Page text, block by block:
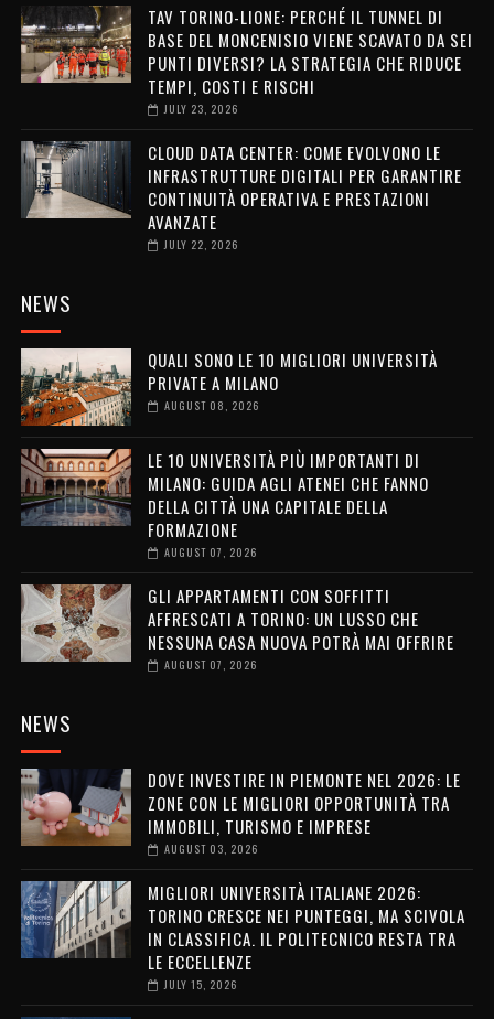
TAV TORINO-LIONE: PERCHÉ IL TUNNEL DI
BASE DEL MONCENISIO VIENE SCAVATO DA SEI
PUNTI DIVERSI? LA STRATEGIA CHE RIDUCE
TEMPI, COSTI E RISCHI
JULY 23, 2026
CLOUD DATA CENTER: COME EVOLVONO LE
INFRASTRUTTURE DIGITALI PER GARANTIRE
CONTINUITÀ OPERATIVA E PRESTAZIONI
AVANZATE
JULY 22, 2026
NEWS
QUALI SONO LE 10 MIGLIORI UNIVERSITÀ
PRIVATE A MILANO
AUGUST 08, 2026
LE 10 UNIVERSITÀ PIÙ IMPORTANTI DI
MILANO: GUIDA AGLI ATENEI CHE FANNO
DELLA CITTÀ UNA CAPITALE DELLA
FORMAZIONE
AUGUST 07, 2026
GLI APPARTAMENTI CON SOFFITTI
AFFRESCATI A TORINO: UN LUSSO CHE
NESSUNA CASA NUOVA POTRÀ MAI OFFRIRE
AUGUST 07, 2026
NEWS
DOVE INVESTIRE IN PIEMONTE NEL 2026: LE
ZONE CON LE MIGLIORI OPPORTUNITÀ TRA
IMMOBILI, TURISMO E IMPRESE
AUGUST 03, 2026
MIGLIORI UNIVERSITÀ ITALIANE 2026:
TORINO CRESCE NEI PUNTEGGI, MA SCIVOLA
IN CLASSIFICA. IL POLITECNICO RESTA TRA
LE ECCELLENZE
JULY 15, 2026